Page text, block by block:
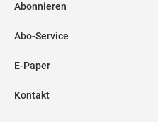
Abonnieren
Abo-Service
E-Paper
Kontakt